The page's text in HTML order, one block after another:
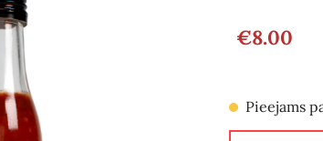
€8.00
Pieejams